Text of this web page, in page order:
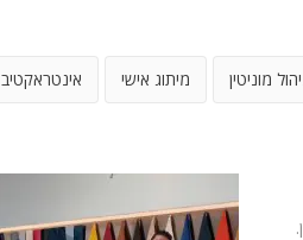
מוניטין מיתוג אישי אינטראקטיב